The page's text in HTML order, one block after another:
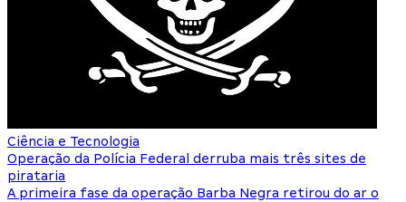
Ciência e Tecnologia
Operação da Polícia Federal derruba mais três sites de
pirataria
A primeira fase da operação Barba Negra retirou do ar o